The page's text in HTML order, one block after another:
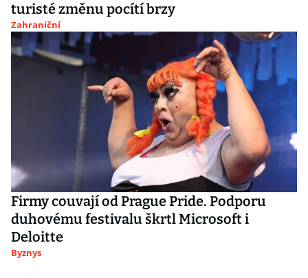
turisté změnu pocítí brzy
Zahraniční
Firmy couvají od Prague Pride. Podporu
duhovému festivalu škrtl Microsoft i
Deloitte
Byznys